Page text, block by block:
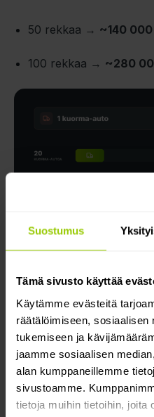
Suostumus
Tämä sivusto käyttää
Käytämme evästeitä
räätälöimiseen, sosiaalisen
tukemiseen ja
jaamme sosiaalisen
alan kumppaneillemme
sivustoamme.
tietoja muihin tietoihin, joita
50 rekkaa → ~140
100 rekkaa → ~280
Periaate pätee myös
ulkopuolella.
Verdis
,
jonka ajoprofiili on hyvin
kaupunkireitit, useat
vähennyksen
toimipisteessään
johdonmukaisen